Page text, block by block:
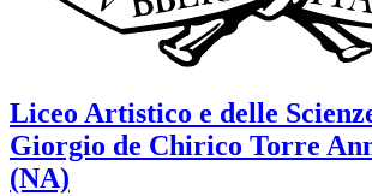
Liceo Artistico e delle
Giorgio de Chirico Torre
(NA)